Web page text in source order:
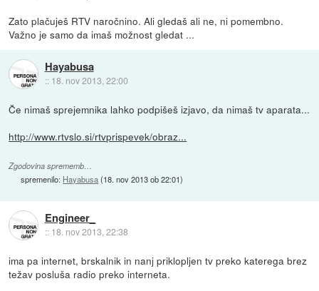
Zato plačuješ RTV naročnino. Ali gledaš ali ne, ni pomembno.
Važno je samo da imaš možnost gledat ...
Hayabusa
:: 18. nov 2013, 22:00
Če nimaš sprejemnika lahko podpišeš izjavo, da nimaš tv aparata...
http://www.rtvslo.si/rtvprispevek/obraz...
Zgodovina sprememb…
spremenilo: Hayabusa(18. nov 2013 ob 22:01)
Engineer_
:: 18. nov 2013, 22:38
ima pa internet, brskalnik in nanj priklopljen tv preko katerega brez
težav posluša radio preko interneta.